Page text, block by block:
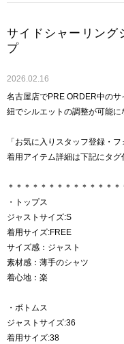
サイドシャーリング
プ
2026.02.16
名古屋店でPRE ORDER中の
紐でシルエットの調整が可能に
「お気に入りスタッフ登録・
着用アイテム詳細は下記にタグ
＊＊＊＊＊＊＊＊＊＊＊＊＊＊
・トップス
ジャストサイズ:S
着用サイズ:FREE
サイズ感：ジャスト
素材感：薄手のシャツ
着心地：楽
・ボトムス
ジャストサイズ:36
着用サイズ:38